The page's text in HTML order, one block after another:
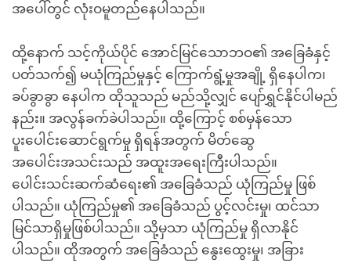
အပေါ်တွင် လုံးဝမူတည်နေပါသည်။
ထို့နောက် သင့်ကိုယ်ပိုင် အောင်မြင်သောဘဝ၏ အခြေခံနှင့်
ပတ်သက်၍ မယုံကြည်မှုနှင့် ကြောက်ရွံ့မှုအချို့ ရှိနေပါက၊
ခပ်ခွာခွာ နေပါက ထိုသူသည် မည်သို့လျှင် ပျော်ရွှင်နိုင်ပါမည်
နည်း။ အလွန်ခက်ခဲပါသည်။ ထို့ကြောင့် စစ်မှန်သော
ပူးပေါင်းဆောင်ရွက်မှု ရှိရန်အတွက် မိတ်ဆွေ
အပေါင်းအသင်းသည် အထူးအရေးကြီးပါသည်။
ပေါင်းသင်းဆက်ဆံရေး၏ အခြေခံသည် ယုံကြည်မှု ဖြစ်
ပါသည်။ ယုံကြည်မှု၏ အခြေခံသည် ပွင့်လင်းမှု၊ ထင်သာ
မြင်သာရှိမှုဖြစ်ပါသည်။ သို့မှသာ ယုံကြည်မှု ရှိလာနိုင်
ပါသည်။ ထိုအတွက် အခြေခံသည် နွေးထွေးမှု၊ အခြား